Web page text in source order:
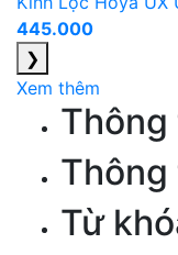
445.000
❯
Xem thêm
Thông
Từ